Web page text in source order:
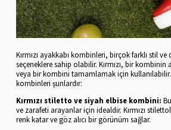
Kırmızı ayakkabı kombinleri, birçok farklı stil
seçeneklere sahip olabilir. Kırmızı, bir
veya bir kombini tamamlamak için kullanılabilir.
kombinleri şunlardır:
Kırmızı stiletto ve siyah elbise kombini:
ve zarafeti arayanlar için idealdir. Kırmızı
renk katar ve göz alıcı bir görünüm sağlar.